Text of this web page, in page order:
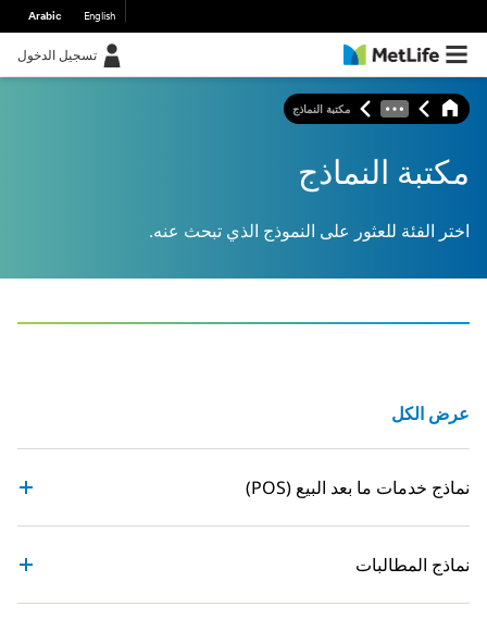
English
Arabic
تسجيل الدخول
مكتبة النماذج
مكتبة النماذج
اختر الفئة للعثور على النموذج الذي تبحث عنه.
عرض الكل
نماذج خدمات ما بعد البيع (POS)
نماذج المطالبات